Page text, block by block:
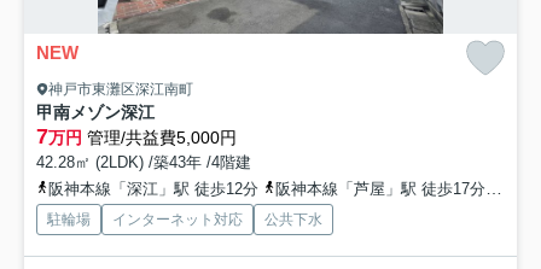
NEW
神戸市東灘区深江南町
甲南メゾン深江
7万円 管理/共益費5,000円
42.28㎡ (2LDK) /築43年 /4階建
阪神本線「深江」駅 徒歩12分
阪神本線「芦屋」駅 徒歩17分
駐輪場 インターネット対応 公共下水